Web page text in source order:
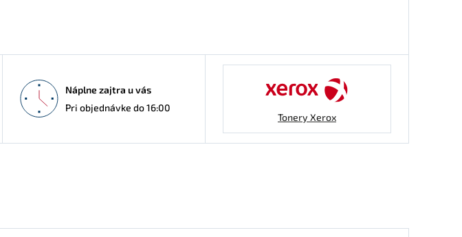
Náplne zajtra u vás
Pri objednávke do 16:00
Tonery Xerox